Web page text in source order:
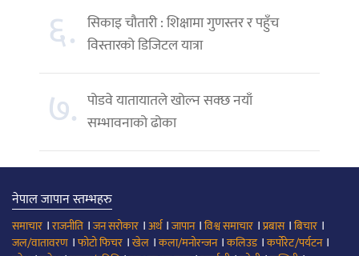
६. सिकाइ चौतारी : शिक्षामा गुणस्तर र पहुँच
विस्तारको डिजिटल यात्रा
७. पोडवे यातायातले खोल्न सक्छ नयाँ
सम्भावनाको ढोका
नेपाल जापान स्तम्भहरु
समाचार ।राजनीति ।जन सरोकार ।अर्थ।जापान।विश्व समाचार ।प्रबास।बिचार ।
जल/वातावरण ।फोटो फिचर ।खेल ।कला/मनोरन्जन।कलिउड।कर्पोरेट/पर्यटन।